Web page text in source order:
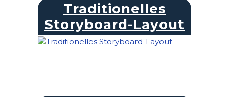
Traditionelles
Storyboard-Layout